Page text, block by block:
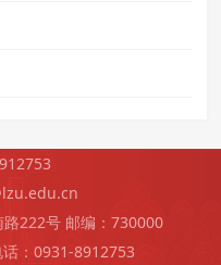
222号 邮编：730000
：0931-8912753